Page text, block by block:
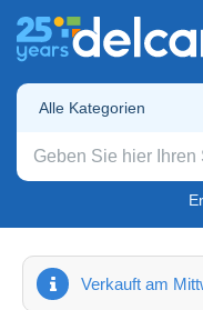
Alle Kategorien
Verkauft am